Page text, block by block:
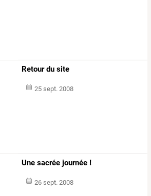
Retour du site
25 sept. 2008
Une sacrée journée !
26 sept. 2008